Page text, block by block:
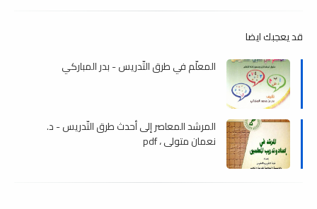
قد يعجبك ايضا
المعلّم في طرق التّدريس - بدر المباركي
المرشد المعاصر إلى أحدث طرق التّدريس - د.
نعمان متولي ، pdf